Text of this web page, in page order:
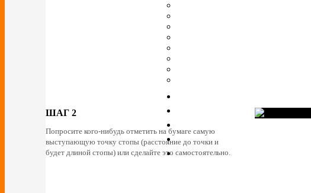
ШАГ 2
Попросите кого-нибудь отметить на бумаге самую
выступающую точку стопы (расстояние до точки и
будет длиной стопы) или сделайте это самостоятельно.